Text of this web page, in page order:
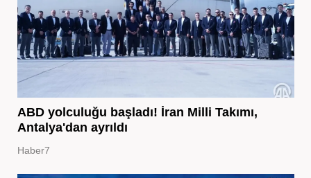
ABD yolculuğu başladı! İran Milli Takımı,
Antalya'dan ayrıldı
Haber7